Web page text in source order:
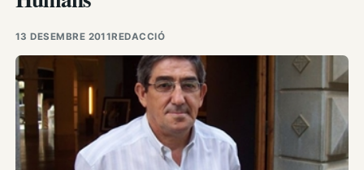
13 DESEMBRE 2011REDACCIÓ